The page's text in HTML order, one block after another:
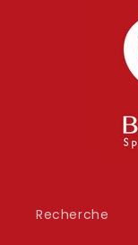
Recherche